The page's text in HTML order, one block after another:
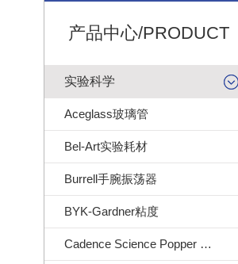
产品中心/PRODUCT
实验科学
Aceglass玻璃管
Bel-Art实验耗材
Burrell手腕振荡器
BYK-Gardner粘度
Cadence Science Popper Sons